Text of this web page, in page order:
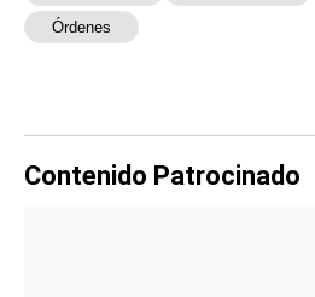
Órdenes
Contenido Patrocinado